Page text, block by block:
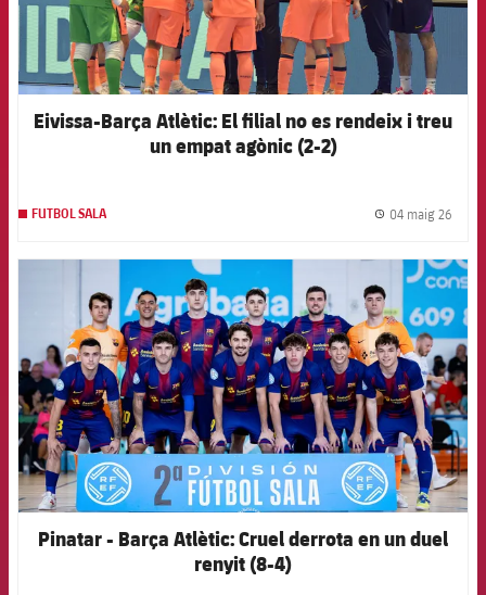
Eivissa-Barça Atlètic: El filial no es rendeix i treu
un empat agònic (2-2)
FUTBOL SALA 04 maig 26
Pinatar - Barça Atlètic: Cruel derrota en un duel
renyit (8-4)